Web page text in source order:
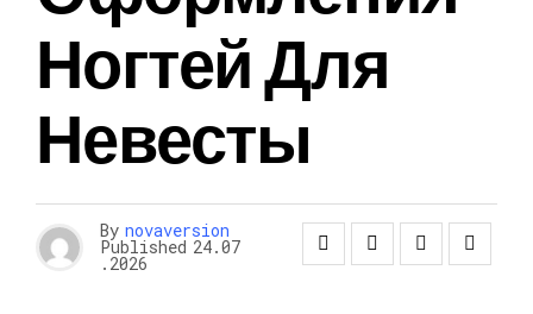
Ногтей Для
Невесты
By novaversion
Published 24.07
.2026